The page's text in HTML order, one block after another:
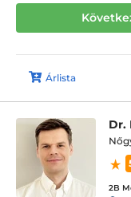
Árlista
Dr.
2B